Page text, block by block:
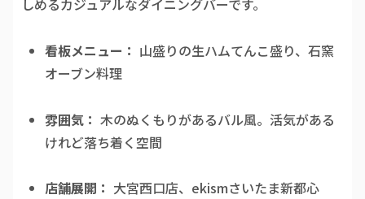
しめるカジュアルなダイニングバーです。
看板メニュー： 山盛りの生ハムてんこ盛り、石窯
オーブン料理
雰囲気： 木のぬくもりがあるバル風。活気がある
けれど落ち着く空間
店舗展開： 大宮西口店、ekismさいたま新都心